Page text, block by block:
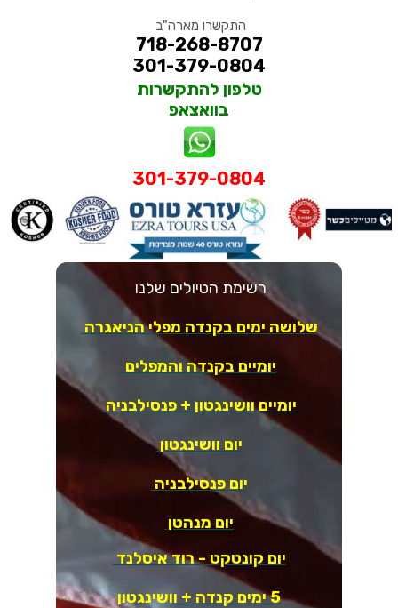
רשימת הטיולים שלנו
שלושה ימים בקנדה מפלי הניאגרה
יומיים בקנדה והמפלים
יומיים וושינגטון + פנסילבניה
יום וושינגטון
יום פנסילבניה
יום מנהטן
יום קונטקט - רוד איסלנד
5 ימים קנדה + וושינגטון
טלפון להתקשרות
בוואצאפ
301-379-0804
התקשרו מארה"ב
718-268-8707
301-379-0804